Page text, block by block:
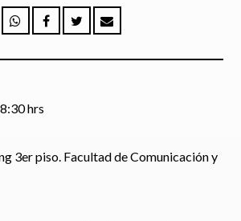
hrs
3er piso. Facultad de Comunicación y